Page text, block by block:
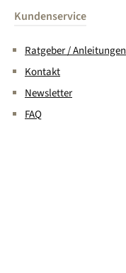
Kundenservice
Ratgeber / Anleitungen
Kontakt
Newsletter
FAQ